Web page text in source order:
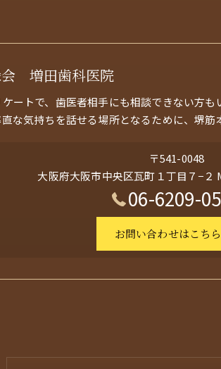
会 増田歯科医院
ートで、歯医者相手にも相談できない方
な気持ちを話せる場所となるために、堺筋
〒541-0048
大阪府大阪市中央区瓦町１丁目７−２
06-6209-
お問い合わせはこちら